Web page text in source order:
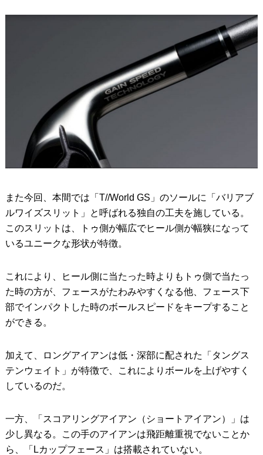
また今回、本間では「T//World GS」のソールに「バリアブ
ルワイズスリット」と呼ばれる独自の工夫を施している。
このスリットは、トゥ側が幅広でヒール側が幅狭になって
いるユニークな形状が特徴。
これにより、ヒール側に当たった時よりもトゥ側で当たっ
た時の方が、フェースがたわみやすくなる他、フェース下
部でインパクトした時のボールスピードをキープすること
ができる。
加えて、ロングアイアンは低・深部に配された「タングス
テンウェイト」が特徴で、これによりボールを上げやすく
しているのだ。
一方、「スコアリングアイアン（ショートアイアン）」は
少し異なる。この手のアイアンは飛距離重視でないことか
ら、「Lカップフェース」は搭載されていない。